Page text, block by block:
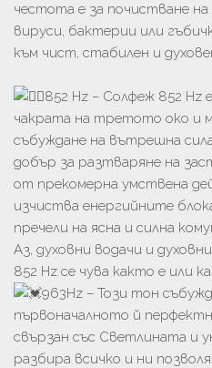
честота е за почистване
вируси, бактерии или
към чист, стабилен и
852 Hz – Солфеж 852 Hz
чакрата на третото око и
събуждане на вътрешна
добър за разтваряне на
от прекомерна умствена
изчиства енергийните
пречели на ясна и силна
Аз, духовни водачи и
852 Hz се чува както е или
963Hz – Този тон
първоначалното й
свързан със Светлината и
разбира всичко и ни